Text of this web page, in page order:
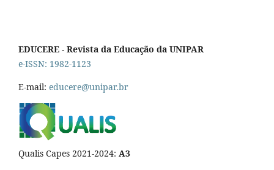
EDUCERE - Revista da Educação da UNIPAR
e-ISSN: 1982-1123
E-mail: educere@unipar.br
Qualis Capes 2021-2024: A3